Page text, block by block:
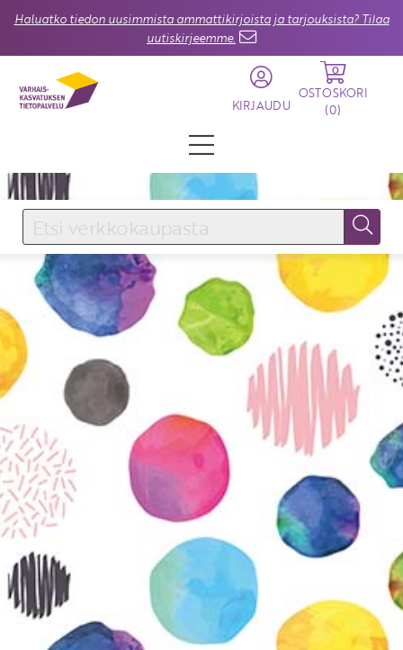
Haluatko tiedon uusimmista ammattikirjoista ja tarjouksista? Tilaa
uutiskirjeemme.
KIRJAUDU
0
OSTOSKORI
(0)
KIRJAUDU SISÄÄN
Käyttäjätunnus
Salasana
Unohtuiko salasana?
KIRJAUDU SISÄÄN
Etkö ole vielä Varhaiskasvatuksen Tietopalvelun
jäsen?